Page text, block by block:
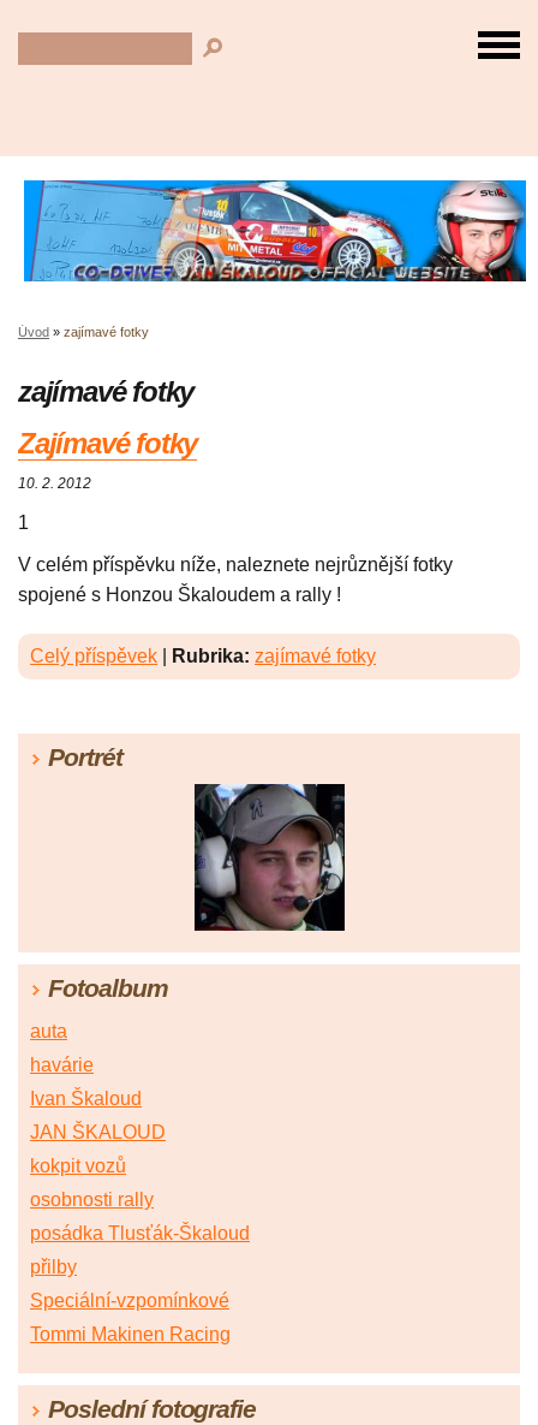
Úvod » zajímavé fotky
zajímavé fotky
Zajímavé fotky
10. 2. 2012
1
V celém příspěvku níže, naleznete nejrůznější fotky
spojené s Honzou Škaloudem a rally !
Celý příspěvek Rubrika: zajímavé fotky
Portrét
Fotoalbum
auta
havárie
Ivan Škaloud
JAN ŠKALOUD
kokpit vozů
osobnosti rally
posádka Tlusťák-Škaloud
přilby
Speciální-vzpomínkové
Tommi Makinen Racing
Poslední fotografie